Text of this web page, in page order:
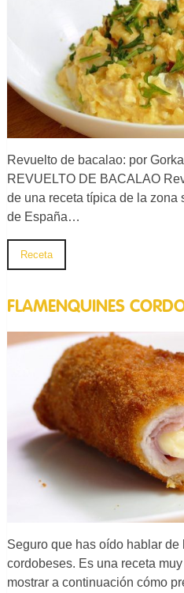
Revuelto de bacalao: por
REVUELTO DE BACALAO
de una receta típica de la zona
de España…
Receta
FLAMENQUINES
Seguro que has oído hablar
cordobeses. Es una receta
mostrar a continuación cómo